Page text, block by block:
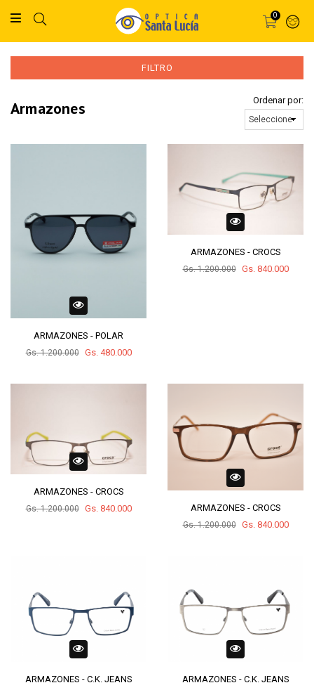
0
FILTRO
armazones Ordenar por:
ARMAZONES - POLAR
Gs. 1.200.000 Gs. 480.000
ARMAZONES - CROCS
Gs. 1.200.000 Gs. 840.000
ARMAZONES - CROCS
Gs. 1.200.000 Gs. 840.000 ARMAZONES - CROCS
Gs. 1.200.000 Gs. 840.000
ARMAZONES - C.K. JEANS ARMAZONES - C.K. JEANS